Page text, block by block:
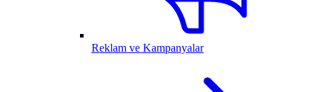
Reklam ve Kampanyalar